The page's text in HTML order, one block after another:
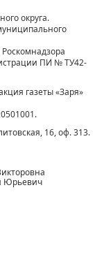
округа.
ПИ № ТУ42-
газеты «Заря»
16, оф. 313.
Юрьевич